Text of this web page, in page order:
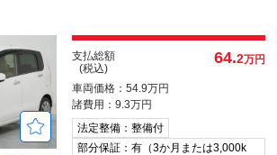
支払総額
(税込)
64.2万円
車両価格：54.9万円
諸費用：9.3万円
法定整備：整備付
部分保証：有（3か月または3,000k